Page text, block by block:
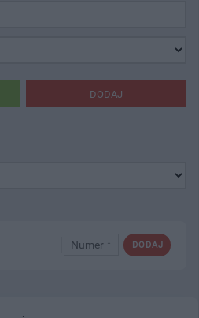
DODAJ
DODAJ
Numer ↑